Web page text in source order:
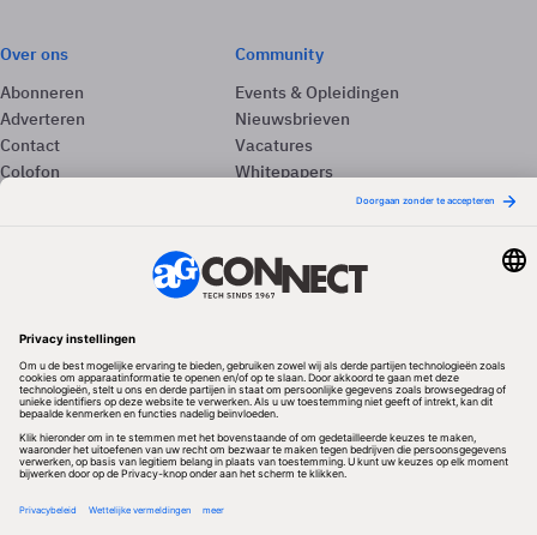
Over ons
Abonneren
Adverteren
Contact
Colofon
Community
Events & Opleidingen
Nieuwsbrieven
Vacatures
Whitepapers
Redactionele partner
Algemene Voorwaarden & Copyrights